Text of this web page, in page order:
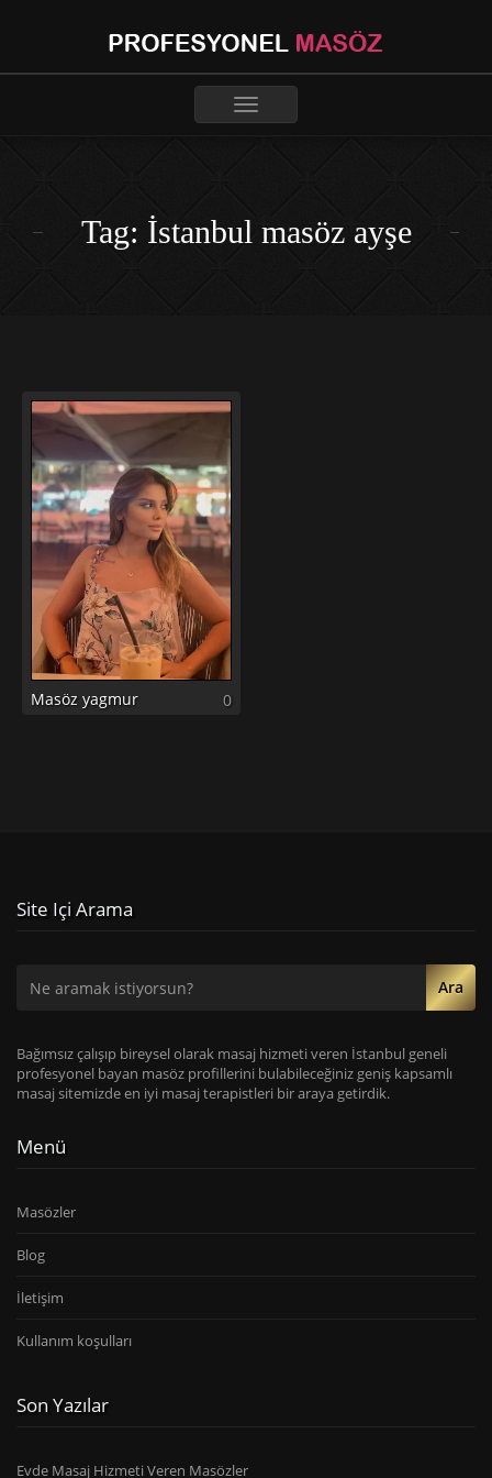
Toggle
Tag: İstanbul masöz ayşe
Masöz yagmur 0
Site Içi Arama
Ara
Bağımsız çalışıp bireysel olarak masaj hizmeti veren İstanbul geneli
profesyonel bayan masöz profillerini bulabileceğiniz geniş kapsamlı
masaj sitemizde en iyi masaj terapistleri bir araya getirdik.
Menü
Masözler
Blog
İletişim
Kullanım koşulları
Son Yazılar
Evde Masaj Hizmeti Veren Masözler